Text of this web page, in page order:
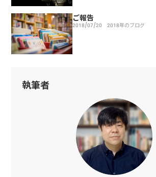
ご報告
2018/07/20 2018年のブログ
執筆者